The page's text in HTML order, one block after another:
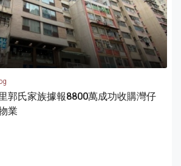
郭氏家族據報8800萬成功收購灣仔
業